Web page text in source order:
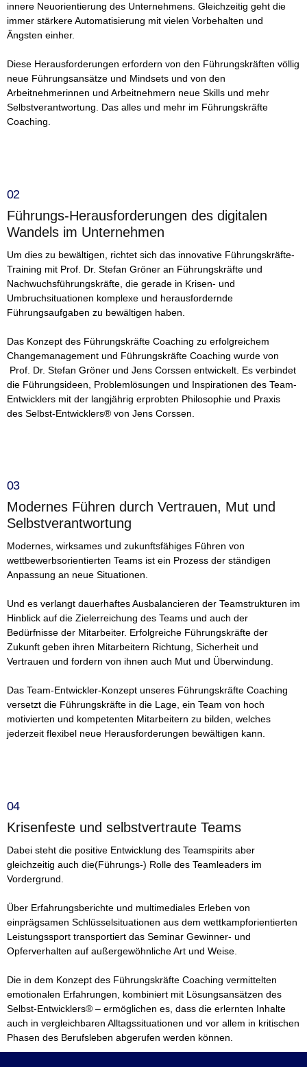
innere Neuorientierung des Unternehmens. Gleichzeitig geht die
immer stärkere Automatisierung mit vielen Vorbehalten und
Ängsten einher.
Diese Herausforderungen erfordern von den Führungskräften völlig
neue Führungsansätze und Mindsets und von den
Arbeitnehmerinnen und Arbeitnehmern neue Skills und mehr
Selbstverantwortung. Das alles und mehr im Führungskräfte
Coaching.
02
Führungs-Herausforderungen des digitalen
Wandels im Unternehmen
Um dies zu bewältigen, richtet sich das innovative Führungskräfte-
Training mit Prof. Dr. Stefan Gröner an Führungskräfte und
Nachwuchsführungskräfte, die gerade in Krisen- und
Umbruchsituationen komplexe und herausfordernde
Führungsaufgaben zu bewältigen haben.
Das Konzept des Führungskräfte Coaching zu erfolgreichem
Changemanagement und Führungskräfte Coaching wurde von
Prof. Dr. Stefan Gröner und Jens Corssen entwickelt. Es verbindet
die Führungsideen, Problemlösungen und Inspirationen des Team-
Entwicklers mit der langjährig erprobten Philosophie und Praxis
des Selbst-Entwicklers® von Jens Corssen.
03
Modernes Führen durch Vertrauen, Mut und
Selbstverantwortung
Modernes, wirksames und zukunftsfähiges Führen von
wettbewerbsorientierten Teams ist ein Prozess der ständigen
Anpassung an neue Situationen.
Und es verlangt dauerhaftes Ausbalancieren der Teamstrukturen im
Hinblick auf die Zielerreichung des Teams und auch der
Bedürfnisse der Mitarbeiter. Erfolgreiche Führungskräfte der
Zukunft geben ihren Mitarbeitern Richtung, Sicherheit und
Vertrauen und fordern von ihnen auch Mut und Überwindung.
Das Team-Entwickler-Konzept unseres Führungskräfte Coaching
versetzt die Führungskräfte in die Lage, ein Team von hoch
motivierten und kompetenten Mitarbeitern zu bilden, welches
jederzeit flexibel neue Herausforderungen bewältigen kann.
04
Krisenfeste und selbstvertraute Teams
Dabei steht die positive Entwicklung des Teamspirits aber
gleichzeitig auch die(Führungs-) Rolle des Teamleaders im
Vordergrund.
Über Erfahrungsberichte und multimediales Erleben von
einprägsamen Schlüsselsituationen aus dem wettkampforientierten
Leistungssport transportiert das Seminar Gewinner- und
Opferverhalten auf außergewöhnliche Art und Weise.
Die in dem Konzept des Führungskräfte Coaching vermittelten
emotionalen Erfahrungen, kombiniert mit Lösungsansätzen des
Selbst-Entwicklers® – ermöglichen es, dass die erlernten Inhalte
auch in vergleichbaren Alltagssituationen und vor allem in kritischen
Phasen des Berufsleben abgerufen werden können.